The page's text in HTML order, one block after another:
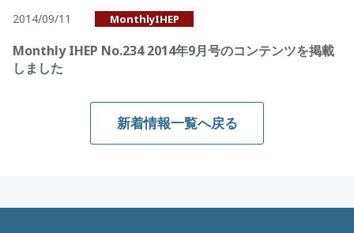
2014/09/11 MonthlyIHEP
Monthly IHEP No.234 2014年9月号のコンテンツを掲載
しました
新着情報一覧へ戻る